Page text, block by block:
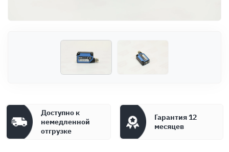
Доступно к
немедленной
отгрузке
Гарантия 12
месяцев